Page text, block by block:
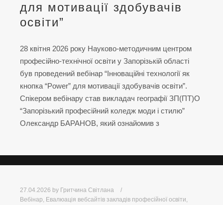
для мотивації здобувачів
освіти”
28 квітня 2026 року Науково-методичним центром
професійно-технічної освіти у Запорізькій області
був проведений вебінар “Інноваційні технології як
кнопка “Power” для мотивації здобувачів освіти”.
Спікером вебінару став викладач географії ЗП(ПТ)О
“Запорізький професійний коледж моди і стилю”
Олександр БАРАНОВ, який ознайомив з
27.04.2026 by Гритчина Світлана
Вебінар
Евалюація вебсайтів закладів професійної освіти